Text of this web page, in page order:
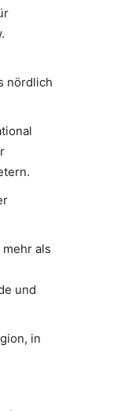
nördlich
als
und
in